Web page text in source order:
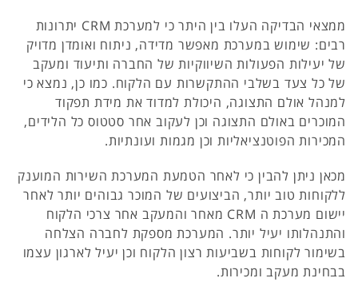
ממצאי הבדיקה העלו בין היתר כי למערכת CRM יתרונות
רבים: שימוש במערכת מאפשר מדידה, ניתוח ואומדן מדויק
של יעילות הפעולות השיווקיות של החברה ותיעוד ומעקב
של כל צעד בשלבי ההתקשרות עם הלקוח. כמו כן, נמצא כי
למנהל אולם התצוגה, היכולת למדוד את מידת תפקוד
המוכרים באולם התצוגה וכן לעקוב אחר סטטוס כל הלידים,
המכירות הפוטנציאליות וכן מגמות ועונתיות.
מכאן ניתן להבין כי לאחר הטמעת המערכת השירות המוענק
ללקוחות טוב יותר, הביצועים של המוכר גבוהים יותר לאחר
יישום מערכת ה CRM מאחר והמעקב אחר צרכי הלקוח
והתנהלותו יעיל יותר. המערכת מספקת לחברה הצלחה
בשימור לקוחות בשביעות רצון הלקוח וכן יעיל לארגון עצמו
בבחינת מעקב ומכירות.